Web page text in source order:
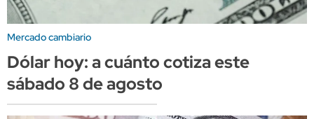
Mercado cambiario
Dólar hoy: a cuánto cotiza este
sábado 8 de agosto